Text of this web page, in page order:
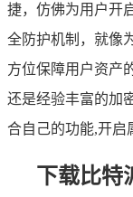
捷，仿佛为用户开
全防护机制，就像
方位保障用户资产
还是经验丰富的加
合自己的功能,开启
下载比特